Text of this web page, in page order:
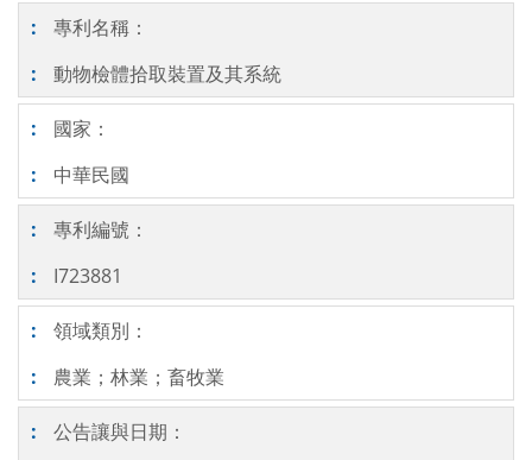
專利名稱：
動物檢體拾取裝置及其系統
國家：
中華民國
專利編號：
I723881
領域類別：
農業；林業；畜牧業
公告讓與日期：